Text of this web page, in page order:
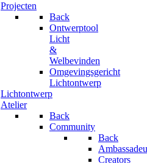
Projecten
Back
Ontwerptool
Licht
&
Welbevinden
Omgevingsgericht
Lichtontwerp
Lichtontwerp
Atelier
Back
Community
Back
Creators